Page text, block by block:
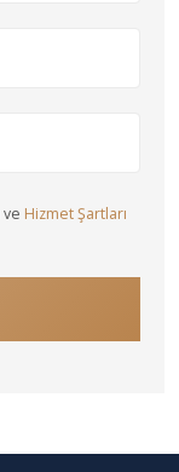
ve Hizmet Şartları